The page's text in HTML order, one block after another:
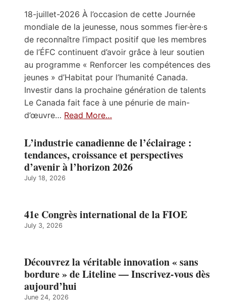
18-juillet-2026 À l’occasion de cette Journée
mondiale de la jeunesse, nous sommes fier·ère·s
de reconnaître l’impact positif que les membres
de l’ÉFC continuent d’avoir grâce à leur soutien
au programme « Renforcer les compétences des
jeunes » d’Habitat pour l’humanité Canada.
Investir dans la prochaine génération de talents
Le Canada fait face à une pénurie de main-
d’œuvre… Read More…
L’industrie canadienne de l’éclairage :
tendances, croissance et perspectives
d’avenir à l’horizon 2026
July 18, 2026
41e Congrès international de la FIOE
July 3, 2026
Découvrez la véritable innovation « sans
bordure » de Liteline — Inscrivez-vous dès
aujourd’hui
June 24, 2026